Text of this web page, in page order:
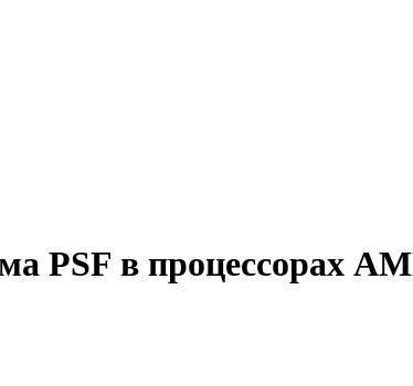
PSF в процессорах